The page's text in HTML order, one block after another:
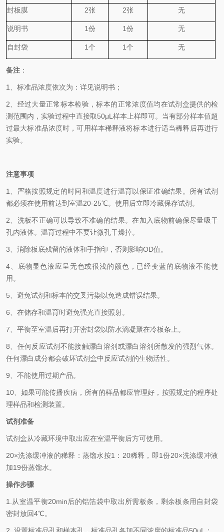
封板膜 2张 2张 无
说明书 1份 1份 无
自封袋 1个 1个 无
备注 ：
1、 标准品浓度依次为 ： 详见说明书；
2、 经过大量正常标本检验，标本的正常浓度值均在试剂盒提供的检
测范围内，实验过程中直接取50μL 样本上样即可。当有部分样本值超
过最大标准品浓度时，可用样本稀释液将标本进行适当稀释后再进行
实验。
注意事项
1、 严格按照规定的时间和温度进行温育以保证准确结果。所有试剂
都必须在使用前达到室温20-25℃。使用后立即冷藏保存试剂。
2、 洗板不正确可以导致不准确的结果。在加入底物前确保尽量吸干
孔内液体。温育过程中不要让微孔干燥掉。
3、 消除板底残留的液体和手指印，否则影响OD值。
4、
底物显色液应呈无色或很浅的颜色，已经变蓝的底物液不能使
用。
5、 避免试剂和标本的交叉污染以免造成错误结果。
6、 在储存和温育时避免强光直接照射。
7、 平衡至室温后再打开密封袋以防水滴凝聚在冷板条上。
8、 任何反应试剂不能接触漂白溶剂或漂白溶剂所散发的强烈气体。
任何漂白成分都会破坏试剂盒中反应试剂的生物活性。
9、 不能使用过期产品。
10、如果可能传播疾病，所有的样品都应管理好，按照规定的程序处
理样品和检测装置。
试剂准备
试剂盒从冷藏环境中取出应在室温平衡后方可使用。
20×洗涤缓冲液的稀释：蒸馏水按1 ： 20稀释，即1份20×洗涤缓冲液
加19份蒸馏水。
操作步骤
1. 从室温平衡20min后的铝箔袋中取出所需板条，剩余板条用自封袋
密封放回4℃。